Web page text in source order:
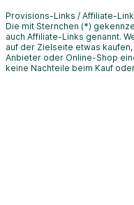
Provisions-Links / Affiliate-
Die mit Sternchen (*)
auch Affiliate-Links genannt.
auf der Zielseite etwas
Anbieter oder Online-Shop
keine Nachteile beim Kauf